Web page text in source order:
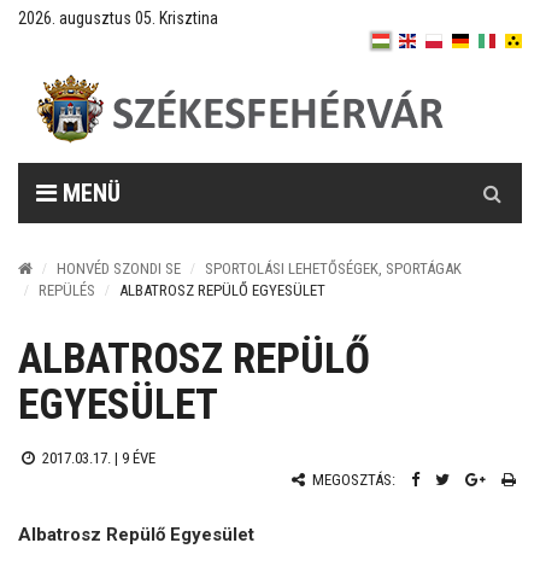
2026. augusztus 05. Krisztina
MENÜ
HONVÉD SZONDI SE
SPORTOLÁSI LEHETŐSÉGEK, SPORTÁGAK
REPÜLÉS
ALBATROSZ REPÜLŐ EGYESÜLET
ALBATROSZ REPÜLŐ
EGYESÜLET
2017.03.17. | 9 ÉVE
MEGOSZTÁS:
Albatrosz Repülő Egyesület